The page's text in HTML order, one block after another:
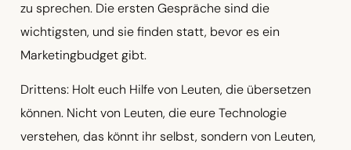
zu sprechen. Die ersten Gespräche sind die
wichtigsten, und sie finden statt, bevor es ein
Marketingbudget gibt.
Drittens: Holt euch Hilfe von Leuten, die übersetzen
können. Nicht von Leuten, die eure Technologie
verstehen, das könnt ihr selbst, sondern von Leuten,